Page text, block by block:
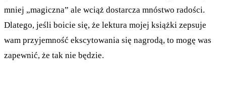
mniej „magiczna” ale wciąż dostarcza mnóstwo radości.
Dlatego, jeśli boicie się, że lektura mojej książki zepsuje
wam przyjemność ekscytowania się nagrodą, to mogę was
zapewnić, że tak nie będzie.